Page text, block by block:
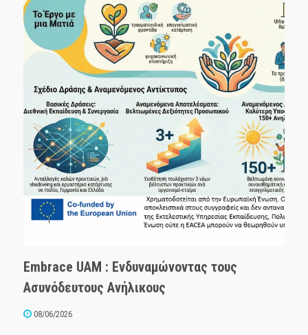
Embrace UAM : Ενδυναμώνοντας τους
Ασυνόδευτους Ανήλικους
08/06/2026